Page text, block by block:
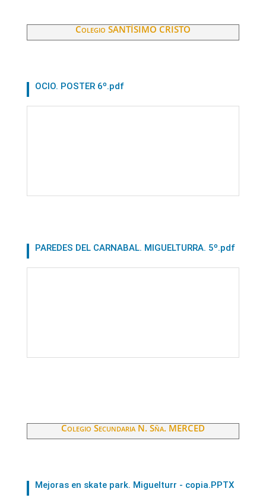
Colegio SANTÍSIMO CRISTO
OCIO. POSTER 6º.pdf
PAREDES DEL CARNABAL. MIGUELTURRA. 5º.pdf
Colegio Secundaria N. Sña. MERCED
Mejoras en skate park. Miguelturr - copia.PPTX